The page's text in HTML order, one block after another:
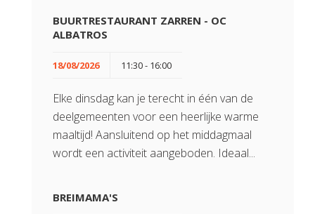
BUURTRESTAURANT ZARREN - OC
ALBATROS
18/08/2026 11:30 - 16:00
Elke dinsdag kan je terecht in één van de
deelgemeenten voor een heerlijke warme
maaltijd! Aansluitend op het middagmaal
wordt een activiteit aangeboden. Ideaal...
BREIMAMA'S